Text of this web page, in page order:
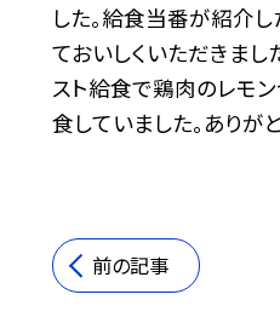
した。給食当番が紹介
ておいしくいただきまし
スト給食で鶏肉のレモ
食していました。ありが
前の記事